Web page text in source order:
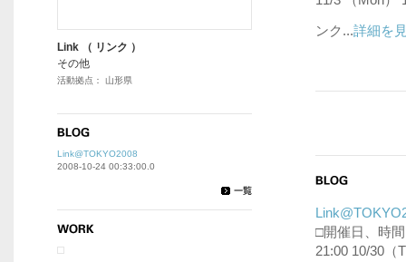
ンク...詳細を
□開催日、時
21:00 10/30（
Link （ リンク ）
その他
活動拠点： 山形県
Link@TOKYO2008
2008-10-24 00:33:00.0